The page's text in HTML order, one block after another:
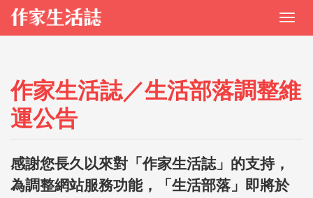
作家生活誌／生活部落調整維
運公告
感謝您長久以來對「作家生活誌」的支持，
為調整網站服務功能，「生活部落」即將於